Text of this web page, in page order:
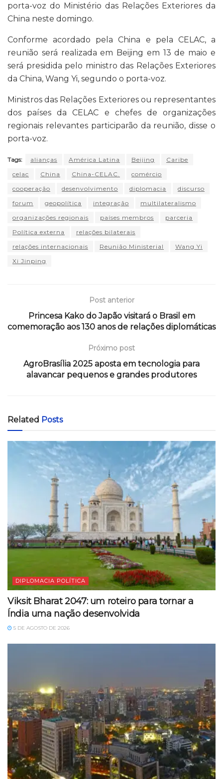
porta-voz do Ministério das Relações Exteriores da
China neste domingo.
Conforme acordado pela China e pela CELAC, a
reunião será realizada em Beijing em 13 de maio e
será presidida pelo ministro das Relações Exteriores
da China, Wang Yi, segundo o porta-voz.
Ministros das Relações Exteriores ou representantes
dos países da CELAC e chefes de organizações
regionais relevantes participarão da reunião, disse o
porta-voz.
Tags: alianças América Latina Beijing
Caribe
celac
China China-CELAC.
comércio
cooperação
desenvolvimento diplomacia
discurso
forum
geopolítica integração
multilateralismo
organizações regionais
países membros
parceria
Política externa
relações bilaterais
relações internacionais
Reunião Ministerial
Wang Yi
Xi Jinping
Post anterior
Princesa Kako do Japão visitará o Brasil em
comemoração aos 130 anos de relações diplomáticas
Próximo post
AgroBrasília 2025 aposta em tecnologia para
alavancar pequenos e grandes produtores
Related Posts
DIPLOMACIA POLÍTICA
Viksit Bharat 2047: um roteiro para tornar a
Índia uma nação desenvolvida
5 DE AGOSTO DE 2026